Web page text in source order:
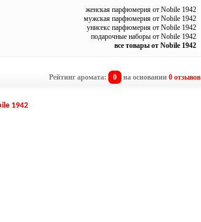
женская парфюмерия от Nobile 1942
мужская парфюмерия от Nobile 1942
унисекс парфюмерия от Nobile 1942
подарочные наборы от Nobile 1942
все товары от Nobile 1942
Рейтинг аромата: 0 на основании 0 отзывов
1942